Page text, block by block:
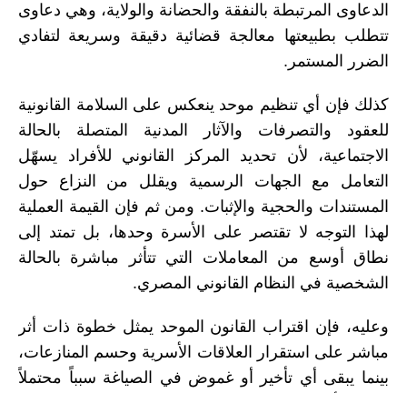
الدعاوى المرتبطة بالنفقة والحضانة والولاية، وهي دعاوى
تتطلب بطبيعتها معالجة قضائية دقيقة وسريعة لتفادي
الضرر المستمر.
كذلك فإن أي تنظيم موحد ينعكس على السلامة القانونية
للعقود والتصرفات والآثار المدنية المتصلة بالحالة
الاجتماعية، لأن تحديد المركز القانوني للأفراد يسهّل
التعامل مع الجهات الرسمية ويقلل من النزاع حول
المستندات والحجية والإثبات. ومن ثم فإن القيمة العملية
لهذا التوجه لا تقتصر على الأسرة وحدها، بل تمتد إلى
نطاق أوسع من المعاملات التي تتأثر مباشرة بالحالة
الشخصية في النظام القانوني المصري.
وعليه، فإن اقتراب القانون الموحد يمثل خطوة ذات أثر
مباشر على استقرار العلاقات الأسرية وحسم المنازعات،
بينما يبقى أي تأخير أو غموض في الصياغة سبباً محتملاً